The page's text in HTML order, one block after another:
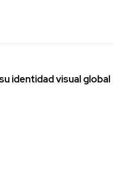
identidad visual global